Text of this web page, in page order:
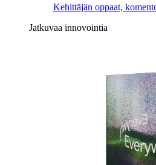
Kehittäjän oppaat,
Jatkuvaa innovointia